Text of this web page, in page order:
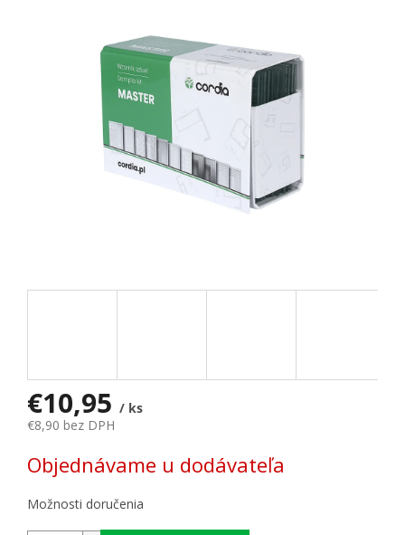
€10,95 / ks
€8,90 bez DPH
Objednávame u dodávateľa
Možnosti doručenia